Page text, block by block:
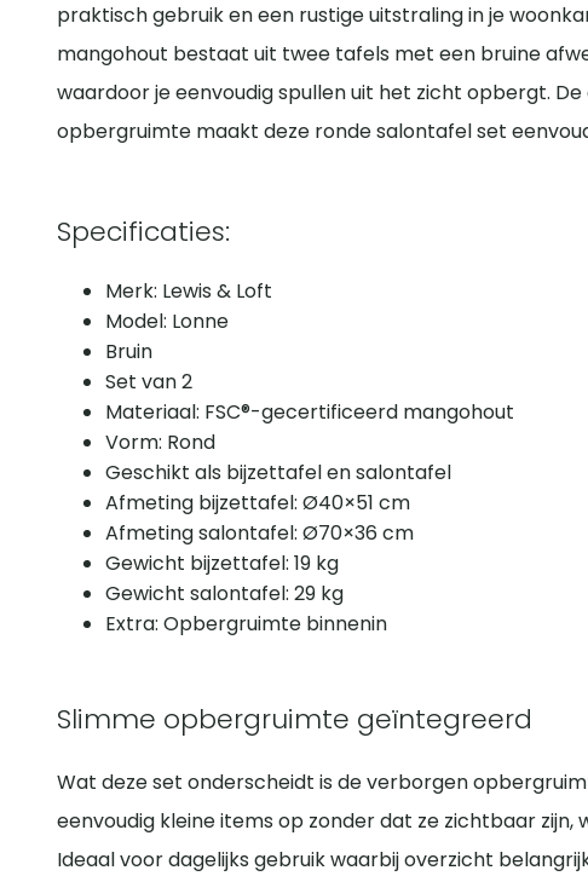
praktisch gebruik en een rustige uitstraling in je
mangohout bestaat uit twee tafels met een bruine
waardoor je eenvoudig spullen uit het zicht opbergt.
opbergruimte maakt deze ronde salontafel set
Specificaties:
Merk: Lewis & Loft
Model: Lonne
Bruin
Set van 2
Materiaal: FSC®-gecertificeerd mangohout
Vorm: Rond
Geschikt als bijzettafel en salontafel
Afmeting bijzettafel: Ø40×51 cm
Afmeting salontafel: Ø70×36 cm
Gewicht bijzettafel: 19 kg
Gewicht salontafel: 29 kg
Extra: Opbergruimte binnenin
Slimme opbergruimte geïntegreerd
Wat deze set onderscheidt is de verborgen
eenvoudig kleine items op zonder dat ze zichtbaar zijn,
Ideaal voor dagelijks gebruik waarbij overzicht